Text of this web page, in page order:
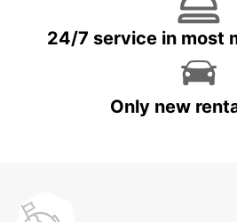
24/7 service in most
Only new